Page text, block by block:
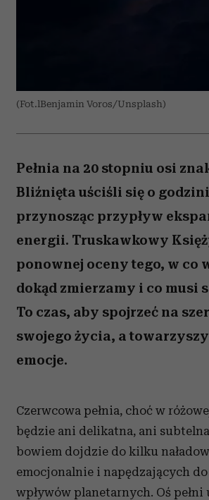
(Fot.lBenjamin Voros/Unsplash)
Pełnia na 20 stopniu osi
Bliźnięta uściśli się o
przynosząc przypływ
energii. Truskawkowy
ponownej oceny tego, w co
dokąd zmierzamy i co musi
To czas, aby spojrzeć na
swojego życia, a
emocje.
Czerwcowa pełnia, choć w
będzie ani delikatna, ani
bowiem dojdzie do kilku
emocjonalnie i napędzających do
wpływów planetarnych. Oś